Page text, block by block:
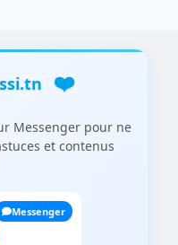
❤️
Messenger pour ne
et contenus
Messenger